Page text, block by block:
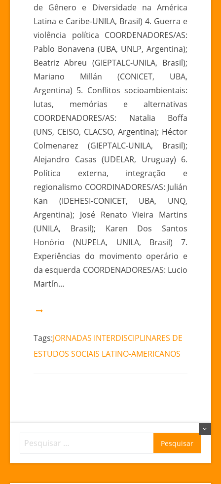
de Gênero e Diversidade na América
Latina e Caribe-UNILA, Brasil) 4. Guerra e
violência política COORDENADORES/AS:
Pablo Bonavena (UBA, UNLP, Argentina);
Beatriz Abreu (GIEPTALC-UNILA, Brasil);
Mariano Millán (CONICET, UBA,
Argentina) 5. Conflitos socioambientais:
lutas, memórias e alternativas
COORDENADORES/AS: Natalia Boffa
(UNS, CEISO, CLACSO, Argentina); Héctor
Colmenarez (GIEPTALC-UNILA, Brasil);
Alejandro Casas (UDELAR, Uruguay) 6.
Política externa, integração e
regionalismo COORDINADORES/AS: Julián
Kan (IDEHESI-CONICET, UBA, UNQ,
Argentina); José Renato Vieira Martins
(UNILA, Brasil); Karen Dos Santos
Honório (NUPELA, UNILA, Brasil) 7.
Experiências do movimento operário e
da esquerda COORDENADORES/AS: Lucio
Martín…
Tags:JORNADAS INTERDISCIPLINARES DE
ESTUDOS SOCIAIS LATINO-AMERICANOS
Pesquisar
por: